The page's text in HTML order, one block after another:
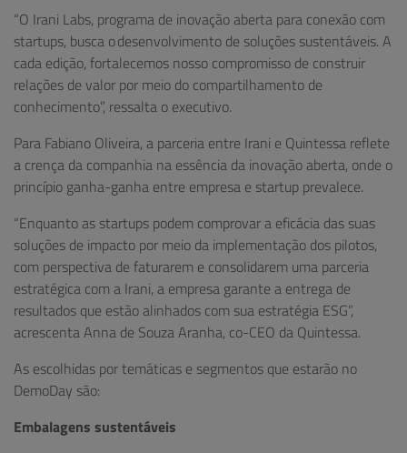
“O Irani Labs, programa de inovação aberta para conexão com
startups, busca o desenvolvimento de soluções sustentáveis. A
cada edição, fortalecemos nosso compromisso de construir
relações de valor por meio do compartilhamento de
conhecimento”, ressalta o executivo.
Para Fabiano Oliveira, a parceria entre Irani e Quintessa reflete
a crença da companhia na essência da inovação aberta, onde o
princípio ganha-ganha entre empresa e startup prevalece.
“Enquanto as startups podem comprovar a eficácia das suas
soluções de impacto por meio da implementação dos pilotos,
com perspectiva de faturarem e consolidarem uma parceria
estratégica com a Irani, a empresa garante a entrega de
resultados que estão alinhados com sua estratégia ESG”,
acrescenta Anna de Souza Aranha, co-CEO da Quintessa.
As escolhidas por temáticas e segmentos que estarão no
DemoDay são:
Embalagens sustentáveis